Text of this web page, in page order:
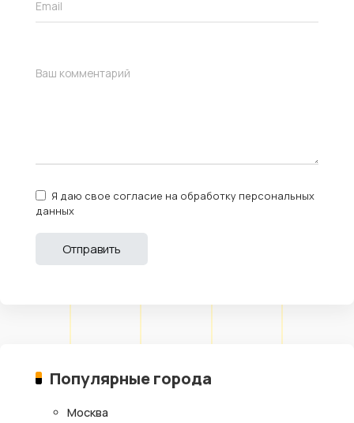
Я даю свое согласие на обработку персональных
данных
Популярные города
Москва